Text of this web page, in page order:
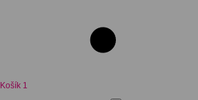
Košík 1